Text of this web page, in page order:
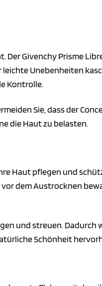
Der Givenchy Prisme
leichte Unebenheiten
Kontrolle.
Sie, dass der
die Haut zu belasten.
Haut pflegen und
dem Austrocknen
und streuen. Dadurch
Schönheit